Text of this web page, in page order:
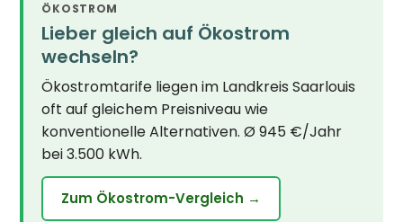
ÖKOSTROM
Lieber gleich auf Ökostrom
wechseln?
Ökostromtarife liegen im Landkreis Saarlouis
oft auf gleichem Preisniveau wie
konventionelle Alternativen. Ø 945 €/Jahr
bei 3.500 kWh.
Zum Ökostrom-Vergleich →